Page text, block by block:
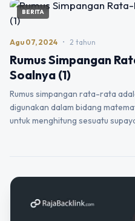
BERITA
Agu 07, 2024 • 2 tahun
Rumus Simpangan
Soalnya (1)
Rumus simpangan rata-rata
digunakan dalam bidang
untuk menghitung sesuatu